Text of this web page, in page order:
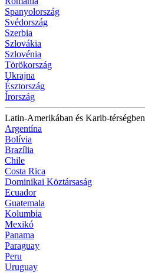
Spanyolország
Svédország
Szerbia
Szlovákia
Szlovénia
Törökország
Ukrajna
Észtország
Írország
Latin-Amerikában és Karib-térségben
Argentína
Bolívia
Brazília
Chile
Costa Rica
Dominikai Köztársaság
Ecuador
Guatemala
Kolumbia
Mexikó
Panama
Paraguay
Peru
Uruguay